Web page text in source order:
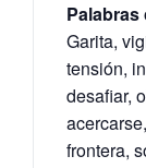
Palabras
Garita,
tensión,
desafiar,
frontera,